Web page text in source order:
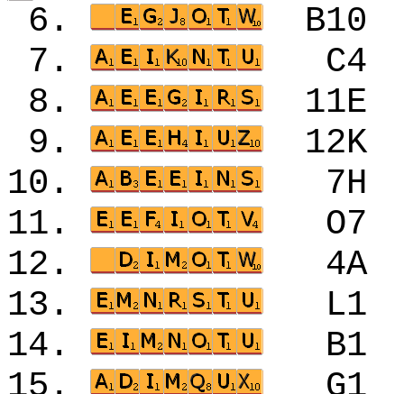
6.
7.
8.
9.
10.
11.
12.
13.
14.